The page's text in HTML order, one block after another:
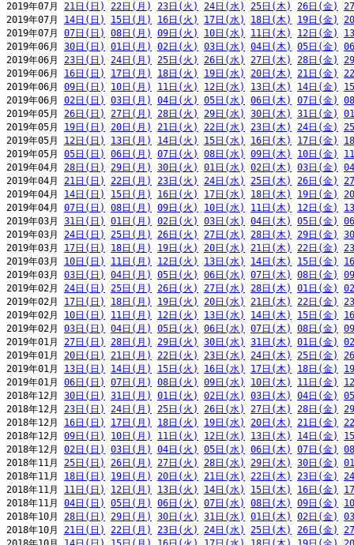
2019年07月 21日(日) 22日(月) 23日(火) 24日(水) 25日(木) 26日(金)
2019年07月 14日(日) 15日(月) 16日(火) 17日(水) 18日(木) 19日(金)
2019年07月 07日(日) 08日(月) 09日(火) 10日(水) 11日(木) 12日(金)
2019年06月 30日(日) 01日(月) 02日(火) 03日(水) 04日(木) 05日(金)
2019年06月 23日(日) 24日(月) 25日(火) 26日(水) 27日(木) 28日(金)
2019年06月 16日(日) 17日(月) 18日(火) 19日(水) 20日(木) 21日(金)
2019年06月 09日(日) 10日(月) 11日(火) 12日(水) 13日(木) 14日(金)
2019年06月 02日(日) 03日(月) 04日(火) 05日(水) 06日(木) 07日(金)
2019年05月 26日(日) 27日(月) 28日(火) 29日(水) 30日(木) 31日(金)
2019年05月 19日(日) 20日(月) 21日(火) 22日(水) 23日(木) 24日(金)
2019年05月 12日(日) 13日(月) 14日(火) 15日(水) 16日(木) 17日(金)
2019年05月 05日(日) 06日(月) 07日(火) 08日(水) 09日(木) 10日(金)
2019年04月 28日(日) 29日(月) 30日(火) 01日(水) 02日(木) 03日(金)
2019年04月 21日(日) 22日(月) 23日(火) 24日(水) 25日(木) 26日(金)
2019年04月 14日(日) 15日(月) 16日(火) 17日(水) 18日(木) 19日(金)
2019年04月 07日(日) 08日(月) 09日(火) 10日(水) 11日(木) 12日(金)
2019年03月 31日(日) 01日(月) 02日(火) 03日(水) 04日(木) 05日(金)
2019年03月 24日(日) 25日(月) 26日(火) 27日(水) 28日(木) 29日(金)
2019年03月 17日(日) 18日(月) 19日(火) 20日(水) 21日(木) 22日(金)
2019年03月 10日(日) 11日(月) 12日(火) 13日(水) 14日(木) 15日(金)
2019年03月 03日(日) 04日(月) 05日(火) 06日(水) 07日(木) 08日(金)
2019年02月 24日(日) 25日(月) 26日(火) 27日(水) 28日(木) 01日(金)
2019年02月 17日(日) 18日(月) 19日(火) 20日(水) 21日(木) 22日(金)
2019年02月 10日(日) 11日(月) 12日(火) 13日(水) 14日(木) 15日(金)
2019年02月 03日(日) 04日(月) 05日(火) 06日(水) 07日(木) 08日(金)
2019年01月 27日(日) 28日(月) 29日(火) 30日(水) 31日(木) 01日(金)
2019年01月 20日(日) 21日(月) 22日(火) 23日(水) 24日(木) 25日(金)
2019年01月 13日(日) 14日(月) 15日(火) 16日(水) 17日(木) 18日(金)
2019年01月 06日(日) 07日(月) 08日(火) 09日(水) 10日(木) 11日(金)
2018年12月 30日(日) 31日(月) 01日(火) 02日(水) 03日(木) 04日(金)
2018年12月 23日(日) 24日(月) 25日(火) 26日(水) 27日(木) 28日(金)
2018年12月 16日(日) 17日(月) 18日(火) 19日(水) 20日(木) 21日(金)
2018年12月 09日(日) 10日(月) 11日(火) 12日(水) 13日(木) 14日(金)
2018年12月 02日(日) 03日(月) 04日(火) 05日(水) 06日(木) 07日(金)
2018年11月 25日(日) 26日(月) 27日(火) 28日(水) 29日(木) 30日(金)
2018年11月 18日(日) 19日(月) 20日(火) 21日(水) 22日(木) 23日(金)
2018年11月 11日(日) 12日(月) 13日(火) 14日(水) 15日(木) 16日(金)
2018年11月 04日(日) 05日(月) 06日(火) 07日(水) 08日(木) 09日(金)
2018年10月 28日(日) 29日(月) 30日(火) 31日(水) 01日(木) 02日(金)
2018年10月 21日(日) 22日(月) 23日(火) 24日(水) 25日(木) 26日(金)